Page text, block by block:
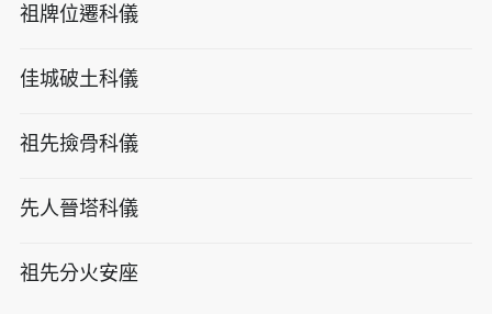
祖牌位遷科儀
佳城破土科儀
祖先撿骨科儀
先人晉塔科儀
祖先分火安座